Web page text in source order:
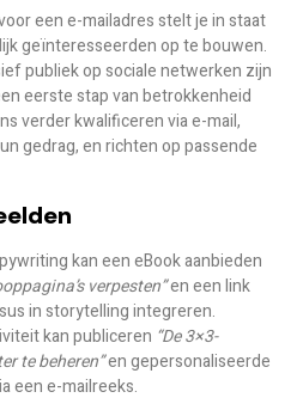
een e-mailadres stelt je in staat
geïnteresseerdenop te bouwen.
publiek op sociale netwerken zijn
eerste stap van betrokkenheid
verder kwalificeren via e-mail,
gedrag, en richten op passende
kan een eBook aanbieden
verpesten”en een link
in storytelling integreren.
kan publiceren “De 3×3-
te beheren”en gepersonaliseerde
een e-mailreeks.